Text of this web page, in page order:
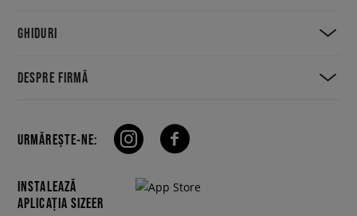
GHIDURI
DESPRE FIRMĂ
URMĂREȘTE-NE:
INSTALEAZĂ
APLICAȚIA SIZEER